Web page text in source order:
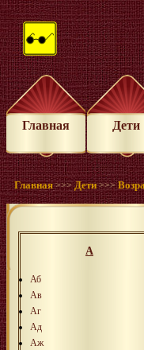
Главная Дети
Главная >>>Дети >>>
А
Аб
Ав
Аг
Ад
Аж